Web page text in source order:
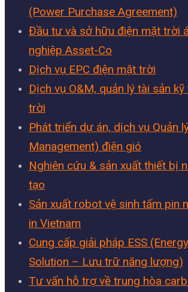
(Power Purchase Agreement)
Đầu tư và sở hữu điện mặt trời
nghiệp Asset-Co
Dịch vụ EPC điện mặt trời
Dịch vụ O&M, quản lý tài sản
trời
Phát triển dự án, dịch vụ Quản
Management) điện gió
Nghiên cứu & sản xuất thiết bị
tạo
Sản xuất robot vệ sinh tấm pin
in Vietnam
Cung cấp giải pháp ESS
Solution – Lưu trữ năng lượng)
Tư vấn hỗ trợ về trung hòa